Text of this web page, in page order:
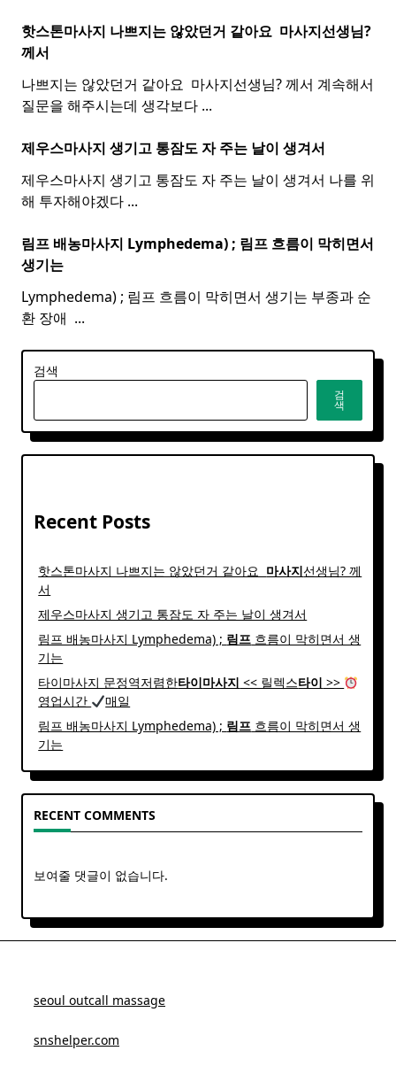
핫스톤마사지 나쁘지는 않았던거 같아요 ​ 마사지선생님?
께서
나쁘지는 않았던거 같아요 ​ 마사지선생님? 께서 계속해서
질문을 해주시는데 생각보다 ...
제우스마사지 생기고 통잠도 자 주는 날이 생겨서
제우스마사지 생기고 통잠도 자 주는 날이 생겨서 나를 위
해 투자해야겠다 ...
림프 배농마사지 Lymphedema) ; 림프 흐름이 막히면서
생기는
Lymphedema) ; 림프 흐름이 막히면서 생기는 부종과 순
환 장애 ​ ...
검색
검
색
Recent Posts
핫스톤마사지 나쁘지는 않았던거 같아요 ​ 마사지선생님? 께
서
제우스마사지 생기고 통잠도 자 주는 날이 생겨서
림프 배농마사지 Lymphedema) ; 림프 흐름이 막히면서 생
기는
타이마사지 문정역저렴한타이마사지 << 릴렉스타이 >>
영업시간
매일
림프 배농마사지 Lymphedema) ; 림프 흐름이 막히면서 생
기는
RECENT COMMENTS
보여줄 댓글이 없습니다.
seoul outcall massage
snshelper.com